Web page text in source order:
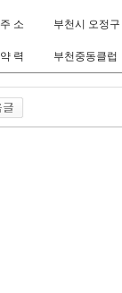
주 소 부천시 오정
약 력 부천중동클럽